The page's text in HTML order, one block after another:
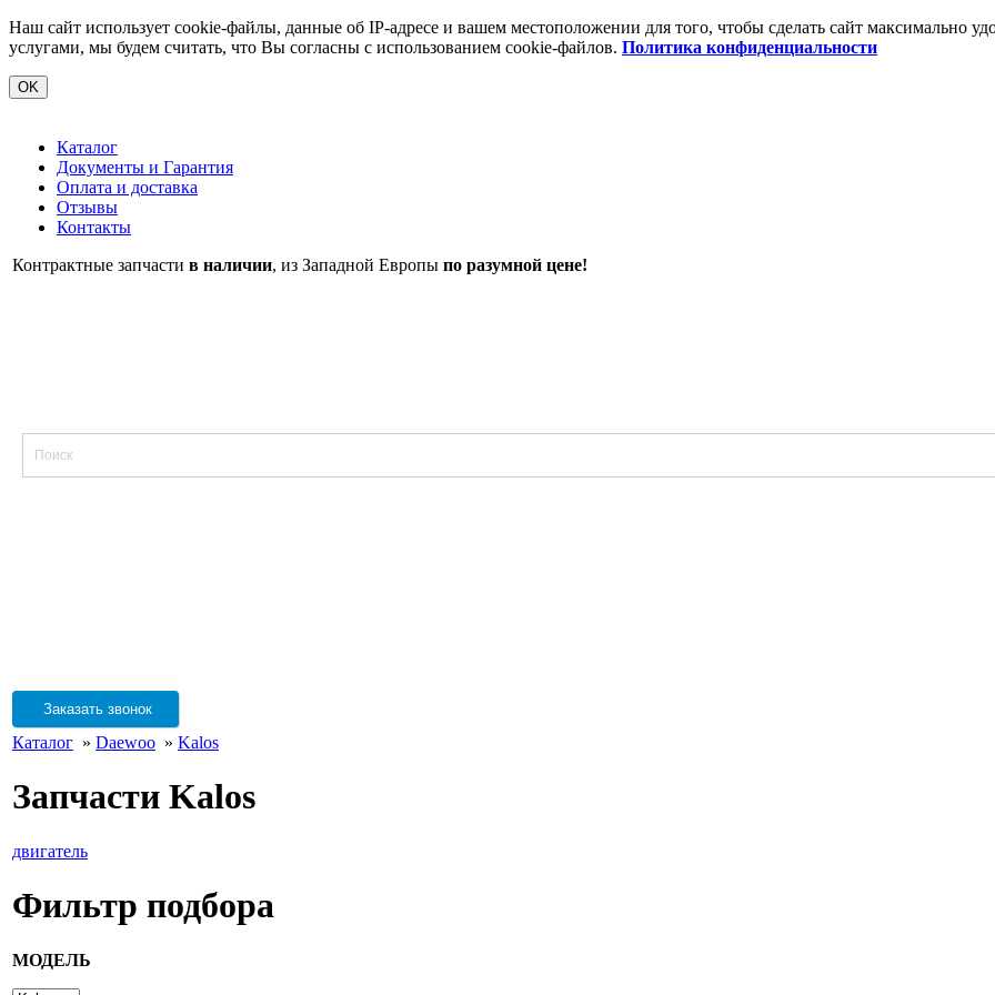
Наш сайт использует cookie-файлы, данные об IP-адресе и вашем местоположении для того, чтобы сделать сайт максимально
услугами, мы будем считать, что Вы согласны с использованием cookie-файлов. Политика конфиденциальности
OK
Каталог
Документы и Гарантия
Оплата и доставка
Отзывы
Контакты
Контрактные запчасти в наличии, из Западной Европы по разумной цене!
Заказать звонок
Каталог » Daewoo » Kalos
Запчасти Kalos
двигатель
Фильтр подбора
МОДЕЛЬ